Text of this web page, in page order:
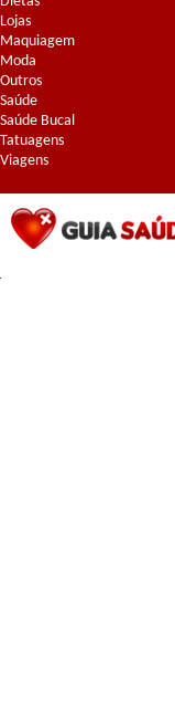
Lojas
Maquiagem
Moda
Outros
Saúde
Saúde Bucal
Tatuagens
Viagens